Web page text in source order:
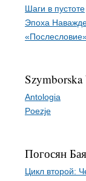
Шаги в пустоте
Эпоха
Szymborska
Antologia
Poezje
Погосян
Цикл второй: